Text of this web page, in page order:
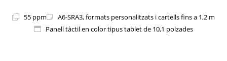
55 ppm
A6-SRA3, formats personalitzats i cartells fins a 1,2 m
Panell tàctil en color tipus tablet de 10,1 polzades